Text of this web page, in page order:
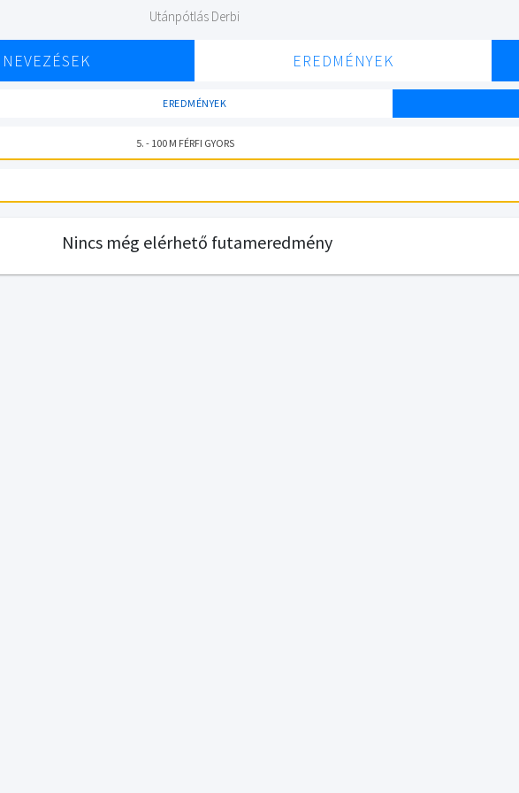
Utánpótlás Derbi
NEVEZÉSEK EREDMÉNYEK
EREDMÉNYEK
5. - 100 M FÉRFI GYORS
Nincs még elérhető futameredmény